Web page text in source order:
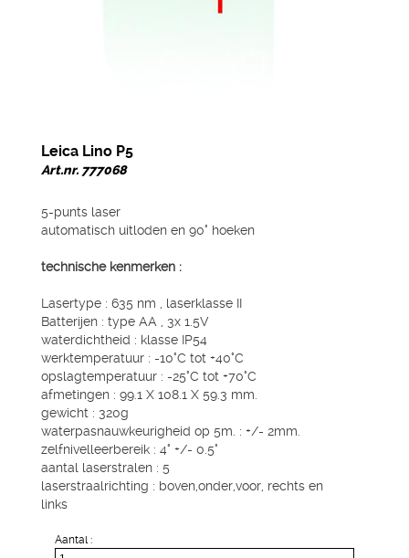
Leica Lino P5
Art.nr. 777068
5-punts laser
automatisch uitloden en 90° hoeken
technische kenmerken :
Lasertype : 635 nm , laserklasse II
Batterijen : type AA , 3x 1.5V
waterdichtheid : klasse IP54
werktemperatuur : -10°C tot +40°C
opslagtemperatuur : -25°C tot +70°C
afmetingen : 99.1 X 108.1 X 59.3 mm.
gewicht : 320g
waterpasnauwkeurigheid op 5m. : +/- 2mm.
zelfnivelleerbereik : 4° +/- 0.5°
aantal laserstralen : 5
laserstraalrichting : boven,onder,voor, rechts en
links
Aantal :